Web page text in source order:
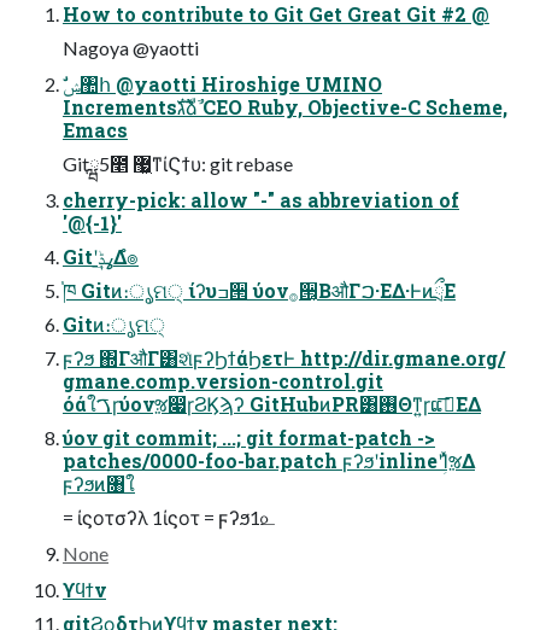
How to contribute to Git Get Great Git #2 @
Nagoya @yaotti
Incrementsגࣜձࣾ CEO Ruby, Objective-C Scheme,
Emacs
Gitྺ5೥ ޷͖ͳίϚϯυ: git rebase
cherry-pick: allow "-" as abbreviation of
'@{-1}'
Gitʹߩݙ͢Δํ๏
֓ཁ Gitͷ։ൃମ੍ ίʔυߏ੒ ύον࡞੒͔ΒऔΓࠐ·ΕΔ·ͰͷྲྀΕ
Gitͷ։ൃମ੍
ϝʔϧ ΍ΓऔΓ͸શͯϝʔϦϯάϦετͰ http://dir.gmane.org/
gmane.comp.version-control.git
όάใࠂɼύονૹ෇ɼϨϏϡʔ GitHubͷPR͸࢖Θͳ͍ɼແࢹ͞ΕΔ
ύον git commit; ...; git format-patch ->
patches/0000-foo-bar.patch ϝʔϧʹinlineʹؚΊͯૹΔ
ϝʔϧͷ৘ใ
= ίϛοτσʔλ 1ίϛοτ = ϝʔϧ1௨
None
ϒϥϯν
gitϨϙδτϦͷϒϥϯν master next: